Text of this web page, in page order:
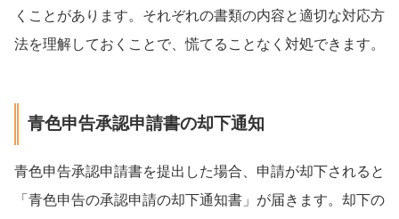
くことがあります。それぞれの書類の内容と適切な対応方
法を理解しておくことで、慌てることなく対処できます。
青色申告承認申請書の却下通知
青色申告承認申請書を提出した場合、申請が却下されると
「青色申告の承認申請の却下通知書」が届きます。却下の